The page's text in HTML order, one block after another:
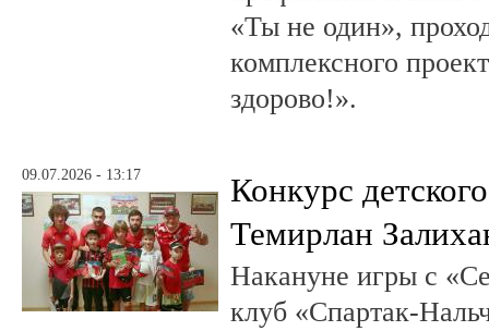
«Ты не один»,
комплексного
здорово!».
09.07.2026 - 13:17
Конкурс
Темирлан
Накануне игры с
клуб «Спартак-